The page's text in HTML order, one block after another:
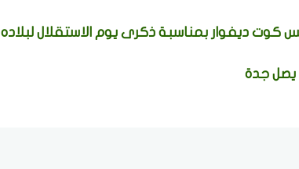
كوت ديفوار بمناسبة ذكرى يوم الاستقلال لبلاده
يصل جدة